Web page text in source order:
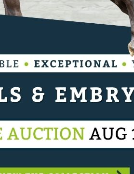
de schermen aan een nieuw
en investeringen. In een
(OMR) lichtte zij toe
dat zich volledig richt op
gaf Werth aan dat de
De goedkeuring door
“We zijn op het punt
afronden zijn,” klonk het.